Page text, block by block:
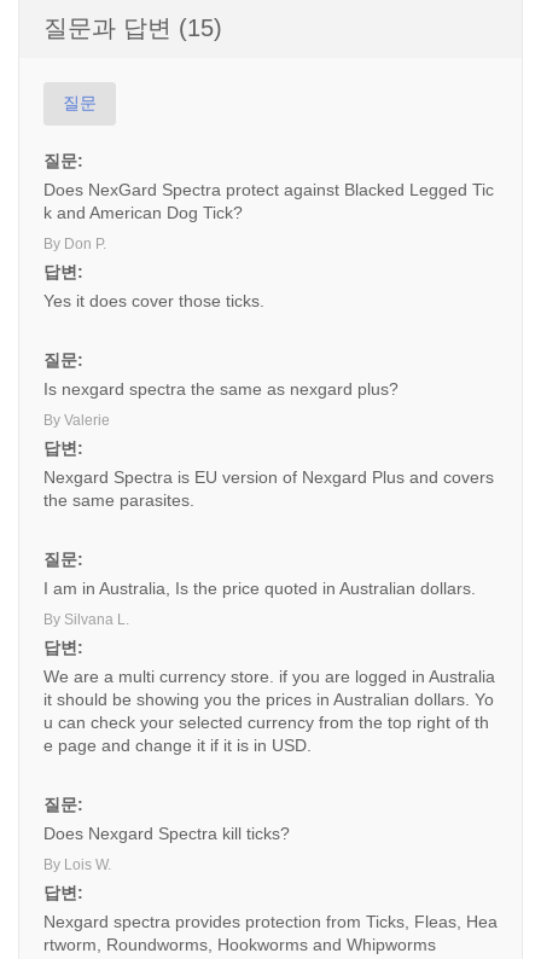
질문과 답변 (15)
질문
질문:
Does NexGard Spectra protect against Blacked Legged Tic
k and American Dog Tick?
By Don P.
답변:
Yes it does cover those ticks.
질문:
Is nexgard spectra the same as nexgard plus?
By Valerie
답변:
Nexgard Spectra is EU version of Nexgard Plus and covers
the same parasites.
질문:
I am in Australia, Is the price quoted in Australian dollars.
By Silvana L.
답변:
We are a multi currency store. if you are logged in Australia
it should be showing you the prices in Australian dollars. Yo
u can check your selected currency from the top right of th
e page and change it if it is in USD.
질문:
Does Nexgard Spectra kill ticks?
By Lois W.
답변:
Nexgard spectra provides protection from Ticks, Fleas, Hea
rtworm, Roundworms, Hookworms and Whipworms